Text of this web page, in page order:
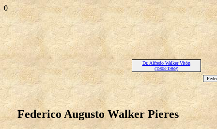
0
Dr. Alfredo Walker Vitón
(1908-1969)
Federico Augusto Walker Pieres